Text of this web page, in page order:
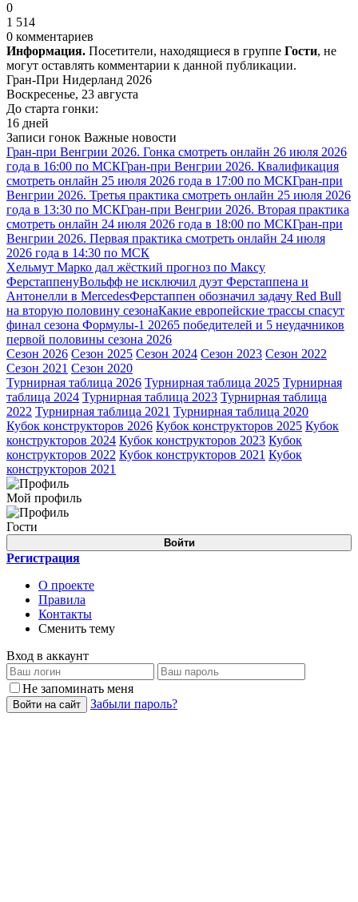
0
1 514
0 комментариев
Информация. Посетители, находящиеся в группе Гости, не
могут оставлять комментарии к данной публикации.
Гран-При Нидерланд 2026
Воскресенье, 23 августа
До старта гонки:
16 дней
Записи гонок Важные новости
Гран-при Венгрии 2026. Гонка смотреть онлайн 26 июля 2026
года в 16:00 по МСКГран-при Венгрии 2026. Квалификация
смотреть онлайн 25 июля 2026 года в 17:00 по МСКГран-при
Венгрии 2026. Третья практика смотреть онлайн 25 июля 2026
года в 13:30 по МСКГран-при Венгрии 2026. Вторая практика
смотреть онлайн 24 июля 2026 года в 18:00 по МСКГран-при
Венгрии 2026. Первая практика смотреть онлайн 24 июля
2026 года в 14:30 по МСК
Хельмут Марко дал жёсткий прогноз по Максу
ФерстаппенуВольфф не исключил дуэт Ферстаппена и
Антонелли в MercedesФерстаппен обозначил задачу Red Bull
на вторую половину сезонаКакие европейские трассы спасут
финал сезона Формулы-1 20265 победителей и 5 неудачников
первой половины сезона 2026
Сезон 2026 Сезон 2025 Сезон 2024 Сезон 2023 Сезон 2022
Сезон 2021 Сезон 2020
Турнирная таблица 2026 Турнирная таблица 2025 Турнирная
таблица 2024 Турнирная таблица 2023 Турнирная таблица
2022 Турнирная таблица 2021 Турнирная таблица 2020
Кубок конструкторов 2026 Кубок конструкторов 2025 Кубок
конструкторов 2024 Кубок конструкторов 2023 Кубок
конструкторов 2022 Кубок конструкторов 2021 Кубок
конструкторов 2021
Мой профиль
Гости
Войти
Регистрация
О проекте
Правила
Контакты
Сменить тему
Вход в аккаунт
Не запоминать меня
Войти на сайт Забыли пароль?